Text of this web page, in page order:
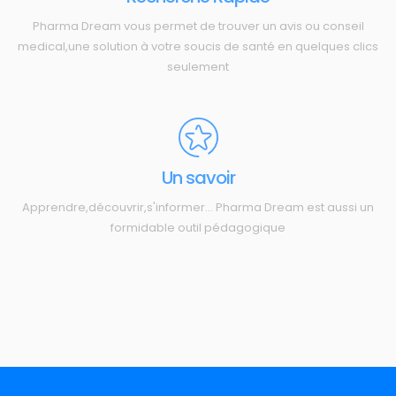
Pharma Dream vous permet de trouver un avis ou conseil
medical,une solution à votre soucis de santé en quelques clics
seulement
Un savoir
Apprendre,découvrir,s'informer... Pharma Dream est aussi un
formidable outil pédagogique